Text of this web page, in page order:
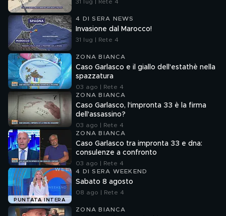
31 lug | Rete 4
4 DI SERA NEWS
Invasione dal Marocco!
31 lug | Rete 4
ZONA BIANCA
Caso Garlasco e il giallo dell'estathè nella
spazzatura
03 ago | Rete 4
ZONA BIANCA
Caso Garlasco, l'impronta 33 è la firma
dell'assassino?
03 ago | Rete 4
ZONA BIANCA
Caso Garlasco tra impronta 33 e dna:
consulenze a confronto
03 ago | Rete 4
PUNTATA INTERA
4 DI SERA WEEKEND
Sabato 8 agosto
08 ago | Rete 4
ZONA BIANCA